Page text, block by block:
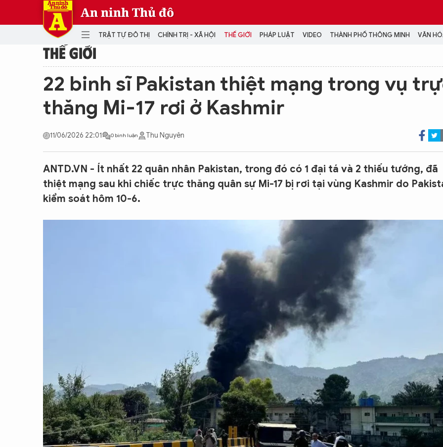
An ninh Thủ đô
TRẬT TỰ ĐÔ THỊ CHÍNH TRỊ - XÃ HỘI THẾ GIỚI PHÁP LUẬT VIDEO THÀNH PHỐ THÔNG MINH VĂN
CHÍNH TRỊ - XÃ HỘI
Đại hội Đảng
THẾ GIỚI PHÁP LUẬT
THÀNH PHỐ THÔNG MINH
THỂ THAO
SỐNG Ở HÀ NỘI
KINH DOANH
MULTIMEDIA
Podcast
Video
Infographic
VIDEO
LỊCH VẠN SỰ
THẾ GIỚI
22 binh sĩ Pakistan thiệt mạng trong vụ
thăng Mi-17 rơi ở Kashmir
11/06/2026 22:01 0 bình luận Thu Nguyên
ANTD.VN - Ít nhất 22 quân nhân Pakistan, trong đó có 1 đại tá và 2 thiếu tướng, đã
thiệt mạng sau khi chiếc trực thăng quân sự Mi-17 bị rơi tại vùng Kashmir do
kiểm soát hôm 10-6.